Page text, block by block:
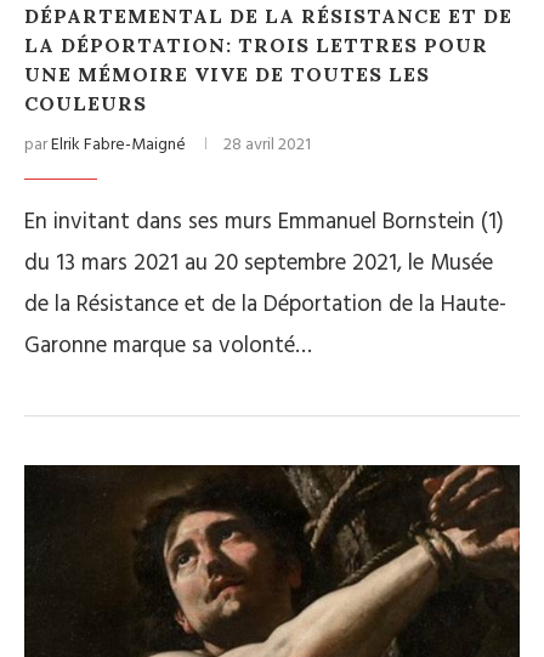
DÉPARTEMENTAL DE LA RÉSISTANCE ET DE
LA DÉPORTATION: TROIS LETTRES POUR
UNE MÉMOIRE VIVE DE TOUTES LES
COULEURS
parElrik Fabre-Maigné 28 avril 2021
En invitant dans ses murs Emmanuel Bornstein (1)
du 13 mars 2021 au 20 septembre 2021, le Musée
de la Résistance et de la Déportation de la Haute-
Garonne marque sa volonté…